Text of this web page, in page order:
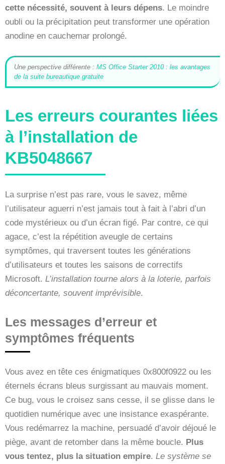
cette nécessité, souvent à leurs dépens. Le moindre
oubli ou la précipitation peut transformer une opération
anodine en cauchemar prolongé.
Une perspective différente : MS Office Starter 2010 : les avantages
de la suite bureautique gratuite
Les erreurs courantes liées
à l’installation de
KB5048667
La surprise n’est pas rare, vous le savez, même
l’utilisateur aguerri n’est jamais tout à fait à l’abri d’un
code mystérieux ou d’un écran figé. Par contre, ce qui
agace, c’est la répétition aveugle de certains
symptômes, qui traversent toutes les générations
d’utilisateurs et toutes les saisons de correctifs
Microsoft. L’installation tourne alors à la loterie, parfois
déconcertante, souvent imprévisible.
Les messages d’erreur et
symptômes fréquents
Vous avez en tête ces énigmatiques 0x800f0922 ou les
éternels écrans bleus surgissant au mauvais moment.
Ce bug, vous le croisez sans cesse, il se glisse dans le
quotidien numérique avec une insistance exaspérante.
Vous redémarrez la machine, persuadé d’avoir déjoué le
piège, avant de retomber dans la même boucle. Plus
vous tentez, plus la situation empire. Le système se